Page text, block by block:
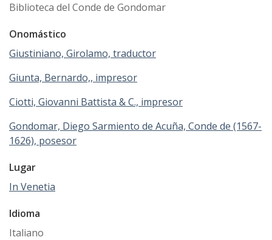
Biblioteca del Conde de Gondomar
Onomástico
Giustiniano, Girolamo, traductor
Giunta, Bernardo,, impresor
Ciotti, Giovanni Battista & C., impresor
Gondomar, Diego Sarmiento de Acuña, Conde de (1567-
1626), posesor
Lugar
In Venetia
Idioma
Italiano